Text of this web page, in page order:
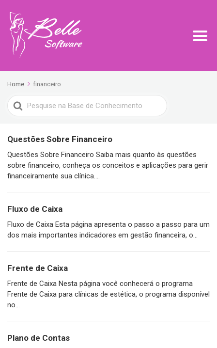
Home financeiro
Search
For
Questões Sobre Financeiro
Questões Sobre Financeiro Saiba mais quanto às questões
sobre financeiro, conheça os conceitos e aplicações para gerir
financeiramente sua clínica....
Fluxo de Caixa
Fluxo de Caixa Esta página apresenta o passo a passo para um
dos mais importantes indicadores em gestão financeira, o...
Frente de Caixa
Frente de Caixa Nesta página você conhecerá o programa
Frente de Caixa para clínicas de estética, o programa disponível
no...
Plano de Contas